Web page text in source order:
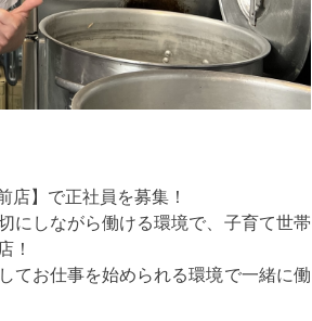
】で正社員を募集！
にしながら働ける環境で、子育て世帯
！
てお仕事を始められる環境で一緒に働